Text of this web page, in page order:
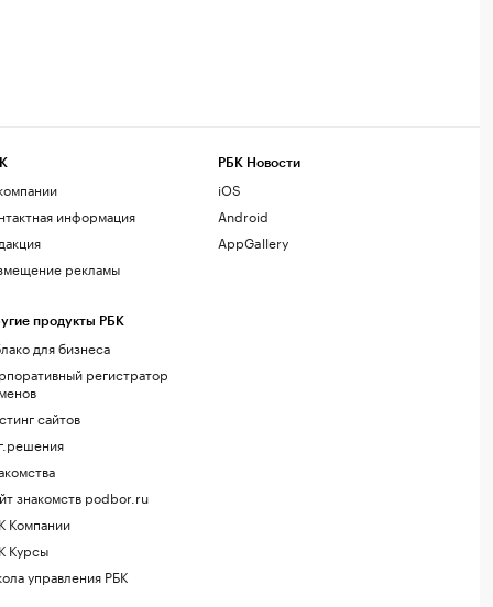
информация
рекламы
продукты РБК
для бизнеса
регистратор
сайтов
знакомств podbor.ru
Компании
Курсы
управления РБК
РБК Новости
iOS
Android
AppGallery